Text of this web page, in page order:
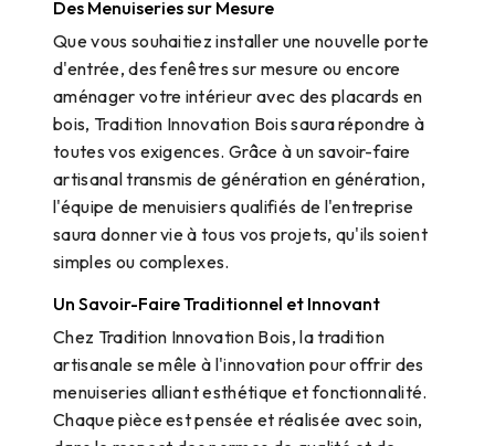
Des Menuiseries sur Mesure
Que vous souhaitiez installer une nouvelle porte
d'entrée, des fenêtres sur mesure ou encore
aménager votre intérieur avec des placards en
bois, Tradition Innovation Bois saura répondre à
toutes vos exigences. Grâce à un savoir-faire
artisanal transmis de génération en génération,
l'équipe de menuisiers qualifiés de l'entreprise
saura donner vie à tous vos projets, qu'ils soient
simples ou complexes.
Un Savoir-Faire Traditionnel et Innovant
Chez Tradition Innovation Bois, la tradition
artisanale se mêle à l'innovation pour offrir des
menuiseries alliant esthétique et fonctionnalité.
Chaque pièce est pensée et réalisée avec soin,